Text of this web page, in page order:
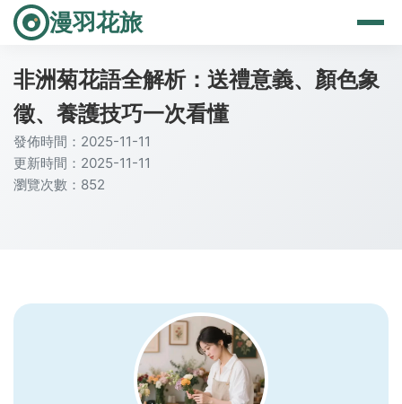
漫羽花旅
非洲菊花語全解析：送禮意義、顏色象
徵、養護技巧一次看懂
發佈時間：2025-11-11
更新時間：2025-11-11
瀏覽次數：852